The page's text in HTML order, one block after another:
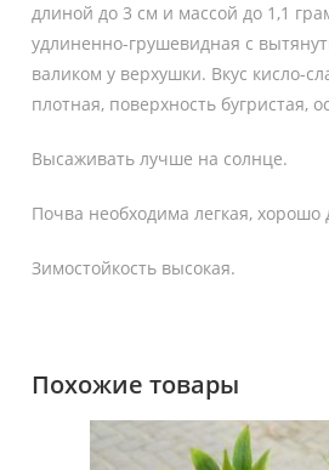
длиной до 3 см и массой до 1,1
удлиненно-грушевидная с
валиком у верхушки. Вкус кисло-
плотная, поверхность бугристая,
Высаживать лучше на солнце.
Почва необходима легкая,
Зимостойкость высокая.
Похожие товары